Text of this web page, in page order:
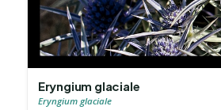
Eryngium glaciale
Eryngium glaciale